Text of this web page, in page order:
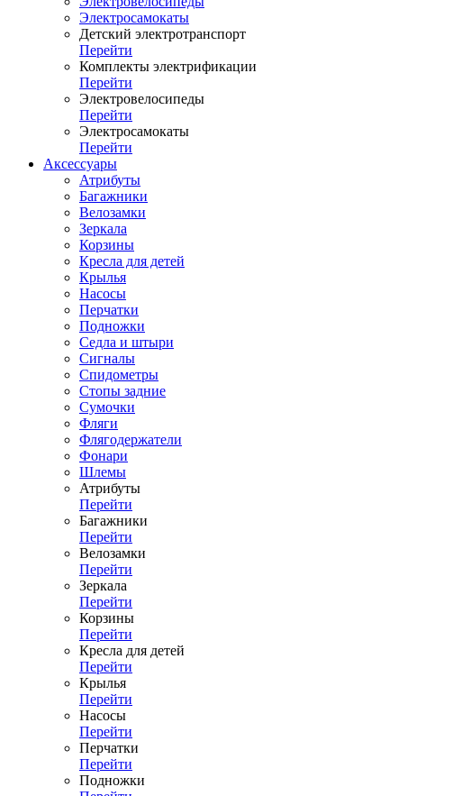
Электросамокаты
Детский электротранспорт
Перейти
Комплекты электрификации
Перейти
Электровелосипеды
Перейти
Электросамокаты
Перейти
Аксессуары
Атрибуты
Багажники
Велозамки
Зеркала
Корзины
Кресла для детей
Крылья
Насосы
Перчатки
Подножки
Седла и штыри
Сигналы
Спидометры
Стопы задние
Сумочки
Фляги
Флягодержатели
Фонари
Шлемы
Атрибуты
Перейти
Багажники
Перейти
Велозамки
Перейти
Зеркала
Перейти
Корзины
Перейти
Кресла для детей
Перейти
Крылья
Перейти
Насосы
Перейти
Перчатки
Перейти
Подножки